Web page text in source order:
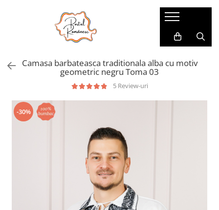
Pijamale Dama Marimi Mari
Pijamale Baieti
Pijamale Fetite
Imbracaminte copii
Imbracaminte Baieti
Camasa barbateasca traditionala alba cu motiv
geometric negru Toma 03
5 Review-uri
-30%